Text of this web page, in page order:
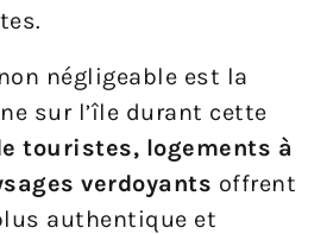
négligeable est la
sur l’île durant cette
touristes, logements à
verdoyants offrent
authentique et